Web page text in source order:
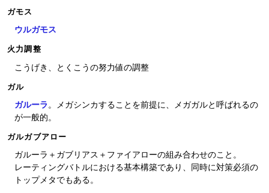
ガモス
ウルガモス
火力調整
こうげき、とくこうの努力値の調整
ガル
ガルーラ 。メガシンカすることを前提に、メガガルと呼ばれるの
が一般的。
ガルガブアロー
ガルーラ＋ガブリアス＋ファイアローの組み合わせのこと。
レーティングバトルにおける基本構築であり、同時に対策必須の
トップメタでもある。